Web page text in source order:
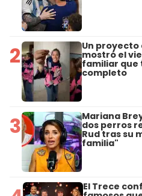
2 Un proyecto
mostró el
familiar
completo
3 Mariana
dos perros
Rud tras su
familia"
El Trece